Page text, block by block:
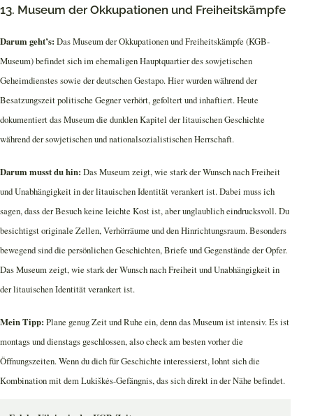
13. Museum der Okkupationen und Freiheitskämpfe
Darum geht’s: Das Museum der Okkupationen und Freiheitskämpfe (KGB-
Museum) befindet sich im ehemaligen Hauptquartier des sowjetischen
Geheimdienstes sowie der deutschen Gestapo. Hier wurden während der
Besatzungszeit politische Gegner verhört, gefoltert und inhaftiert. Heute
dokumentiert das Museum die dunklen Kapitel der litauischen Geschichte
während der sowjetischen und nationalsozialistischen Herrschaft.
Darum musst du hin: Das Museum zeigt, wie stark der Wunsch nach Freiheit
und Unabhängigkeit in der litauischen Identität verankert ist. Dabei muss ich
sagen, dass der Besuch keine leichte Kost ist, aber unglaublich eindrucksvoll. Du
besichtigst originale Zellen, Verhörräume und den Hinrichtungsraum. Besonders
bewegend sind die persönlichen Geschichten, Briefe und Gegenstände der Opfer.
Das Museum zeigt, wie stark der Wunsch nach Freiheit und Unabhängigkeit in
der litauischen Identität verankert ist.
Mein Tipp: Plane genug Zeit und Ruhe ein, denn das Museum ist intensiv. Es ist
montags und dienstags geschlossen, also check am besten vorher die
Öffnungszeiten. Wenn du dich für Geschichte interessierst, lohnt sich die
Kombination mit dem Lukiškės-Gefängnis, das sich direkt in der Nähe befindet.